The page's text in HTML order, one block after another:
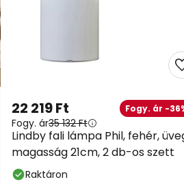
Lindby fali lámpa Phil, fehér, üveg
magasság 21cm, 2 db-os szett
22 219 Ft Fogy. ár -36%
Fogy. ár35 132 Ft
Raktáron